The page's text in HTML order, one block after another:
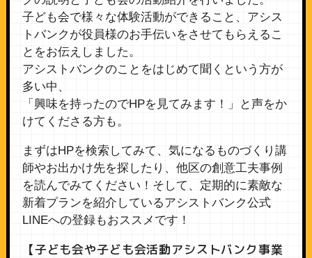
子ども会で様々な体験活動ができること、アシス
トバンクが役員様のお手伝いをさせてもらえるこ
とをお伝えしました。
アシストバンクのことをはじめて聞くという方が
多い中、
「興味を持ったのでHPを見てみます！」と声をか
けてくださる方も。
まずはHPを検索してみて、気になるものづくり講
師やお出かけ先を探したり、他区の創意工夫事例
を読んでみてください！そして、定期的に素敵な
新着プランを紹介しているアシストバンク公式
LINEへの登録もおススメです！
【子ども会や子ども会活動アシストバンク事業